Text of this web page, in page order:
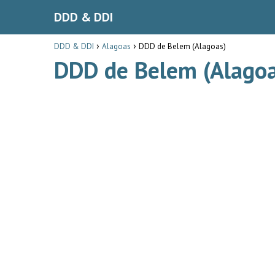
DDD & DDI
DDD & DDI Alagoas DDD de Belem (Alagoas)
DDD de Belem